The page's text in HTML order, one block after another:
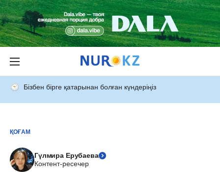
Бізбен бірге қатарынан болған күндеріңіз
ҚОҒАМ
Гүлмира Ерубаева
Контент-ресечер